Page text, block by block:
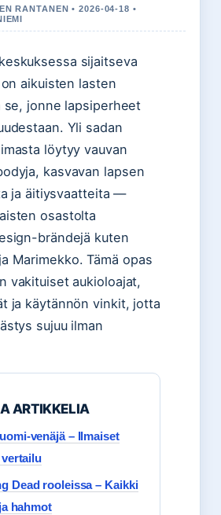
RANTANEN • 2026-04-18 •
sijaitseva
aikuisten lasten
se, jonne lapsiperheet
Yli sadan
löytyy vauvan
kasvavan lapsen
ja äitiysvaatteita —
osastolta
brändejä kuten
Marimekko. Tämä opas
vakituiset aukioloajat,
ja käytännön vinkit, jotta
sujuu ilman
ARTIKKELIA
venäjä – Ilmaiset
Dead rooleissa – Kaikki
hahmot